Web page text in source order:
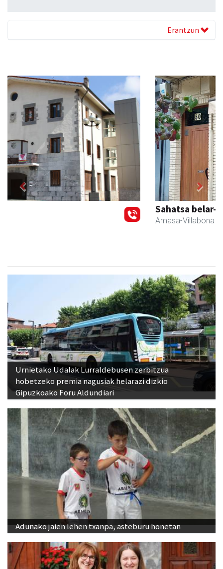
Erantzun
Sahatsa belar-denda eta dietetika zentrua
Previous Next
Urnietako Udalak Lurraldebusen zerbitzua
hobetzeko premia nagusiak helarazi dizkio
Gipuzkoako Foru Aldundiari
Adunako jaien lehen txanpa, asteburu honetan